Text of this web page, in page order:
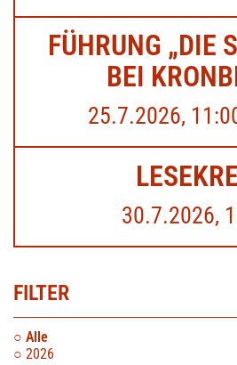
FÜHRUNG „DIE
BEI
25.7.2026,
30.7.2026,
FILTER
Alle
2026